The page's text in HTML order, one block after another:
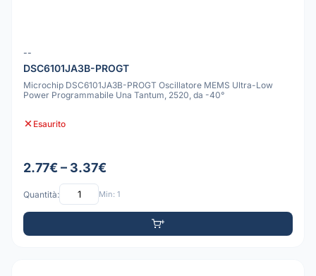
--
DSC6101JA3B-PROGT
Microchip DSC6101JA3B-PROGT Oscillatore MEMS Ultra-Low
Power Programmabile Una Tantum, 2520, da -40°
Esaurito
2.77€ – 3.37€
Quantità: Min: 1